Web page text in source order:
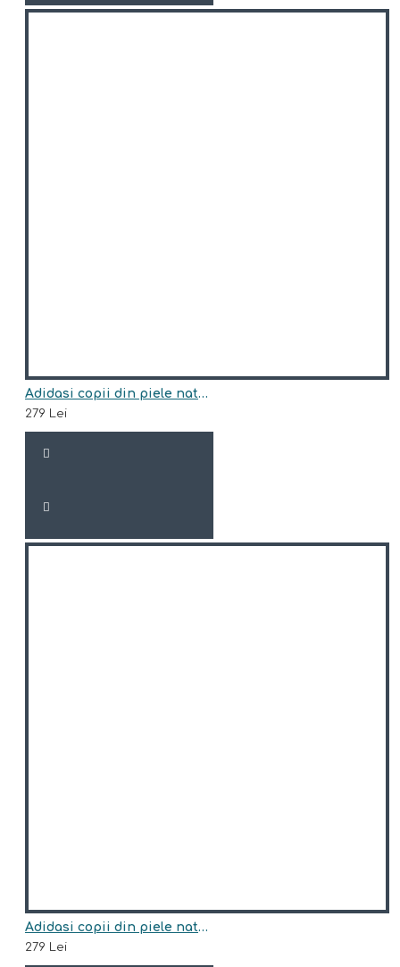
Adidasi copii din piele natural model ALAIN
279 Lei
Adidasi copii din piele natural model AXEL
279 Lei